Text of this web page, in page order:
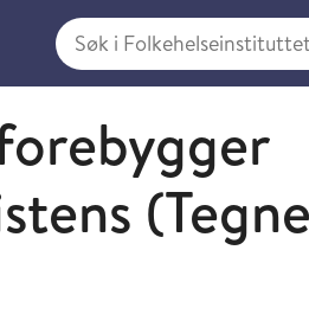
Søk i Folkehelseinstituttet